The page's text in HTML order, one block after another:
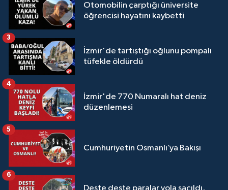
Otomobilin çarptığı üniversite
öğrencisi hayatını kaybetti
İzmir'de tartıştığı oğlunu pompalı
tüfekle öldürdü
3
İzmir'de 770 Numaralı hat deniz
düzenlemesi
4
Cumhuriyetin Osmanlı’ya Bakışı
5
6